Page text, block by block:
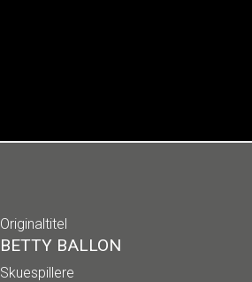
Originaltitel
BETTY BALLON
Skuespillere